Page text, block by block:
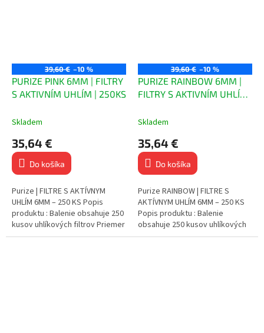
39,60 € –10 %
PURIZE PINK 6MM | FILTRY
S AKTIVNÍM UHLÍM | 250KS
Skladem
35,64 €
Do košíka
Purize | FILTRE S AKTÍVNYM
UHLÍM 6MM – 250 KS Popis
produktu : Balenie obsahuje 250
kusov uhlíkových filtrov Priemer
6 mm – ideálne pre väčšinu
39,60 € –10 %
PURIZE RAINBOW 6MM |
FILTRY S AKTIVNÍM UHLÍM
Skladem
35,64 €
Do košíka
Purize RAINBOW | FILTRE S
AKTÍVNYM UHLÍM 6MM – 250 KS
Popis produktu : Balenie
obsahuje 250 kusov uhlíkových
filtrov Priemer 6 mm – ideálne